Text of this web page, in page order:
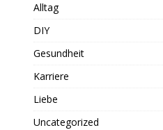
Alltag
DIY
Gesundheit
Karriere
Liebe
Uncategorized